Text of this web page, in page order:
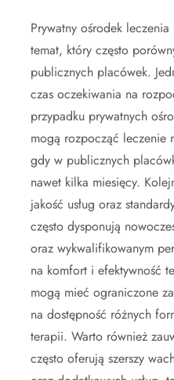
Prywatny ośrodek
temat, który często
publicznych placówek.
czas oczekiwania na
przypadku prywatnych
mogą rozpocząć leczenie
gdy w publicznych
nawet kilka miesięcy.
jakość usług oraz
często dysponują
oraz wykwalifikowanym
na komfort i efektywność
mogą mieć ograniczone
na dostępność różnych
terapii. Warto również
często oferują szerszy